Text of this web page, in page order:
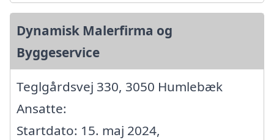
Dynamisk Malerfirma og
Byggeservice
Teglgårdsvej 330, 3050 Humlebæk
Ansatte:
Startdato: 15. maj 2024,